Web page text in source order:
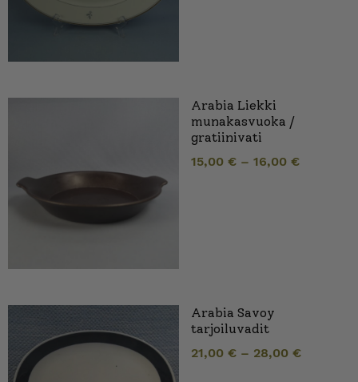
Arabia Liekki
munakasvuoka /
gratiinivati
15,00 € – 16,00 €
Arabia Savoy
tarjoiluvadit
21,00 € – 28,00 €